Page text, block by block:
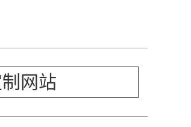
网站